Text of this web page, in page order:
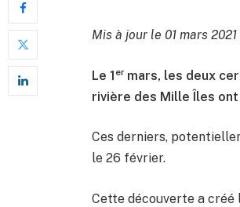
Mis à jour le 01 mars 2021
Le 1 ermars, les deux
rivière des Mille Îles
Ces derniers,
le 26 février.
Cette découverte a créé